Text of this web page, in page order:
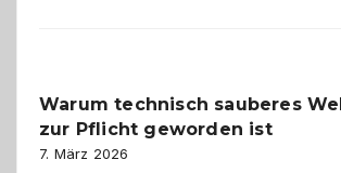
den
Logikrätseln
Warum technisch sauberes
zur Pflicht geworden ist
7. März 2026